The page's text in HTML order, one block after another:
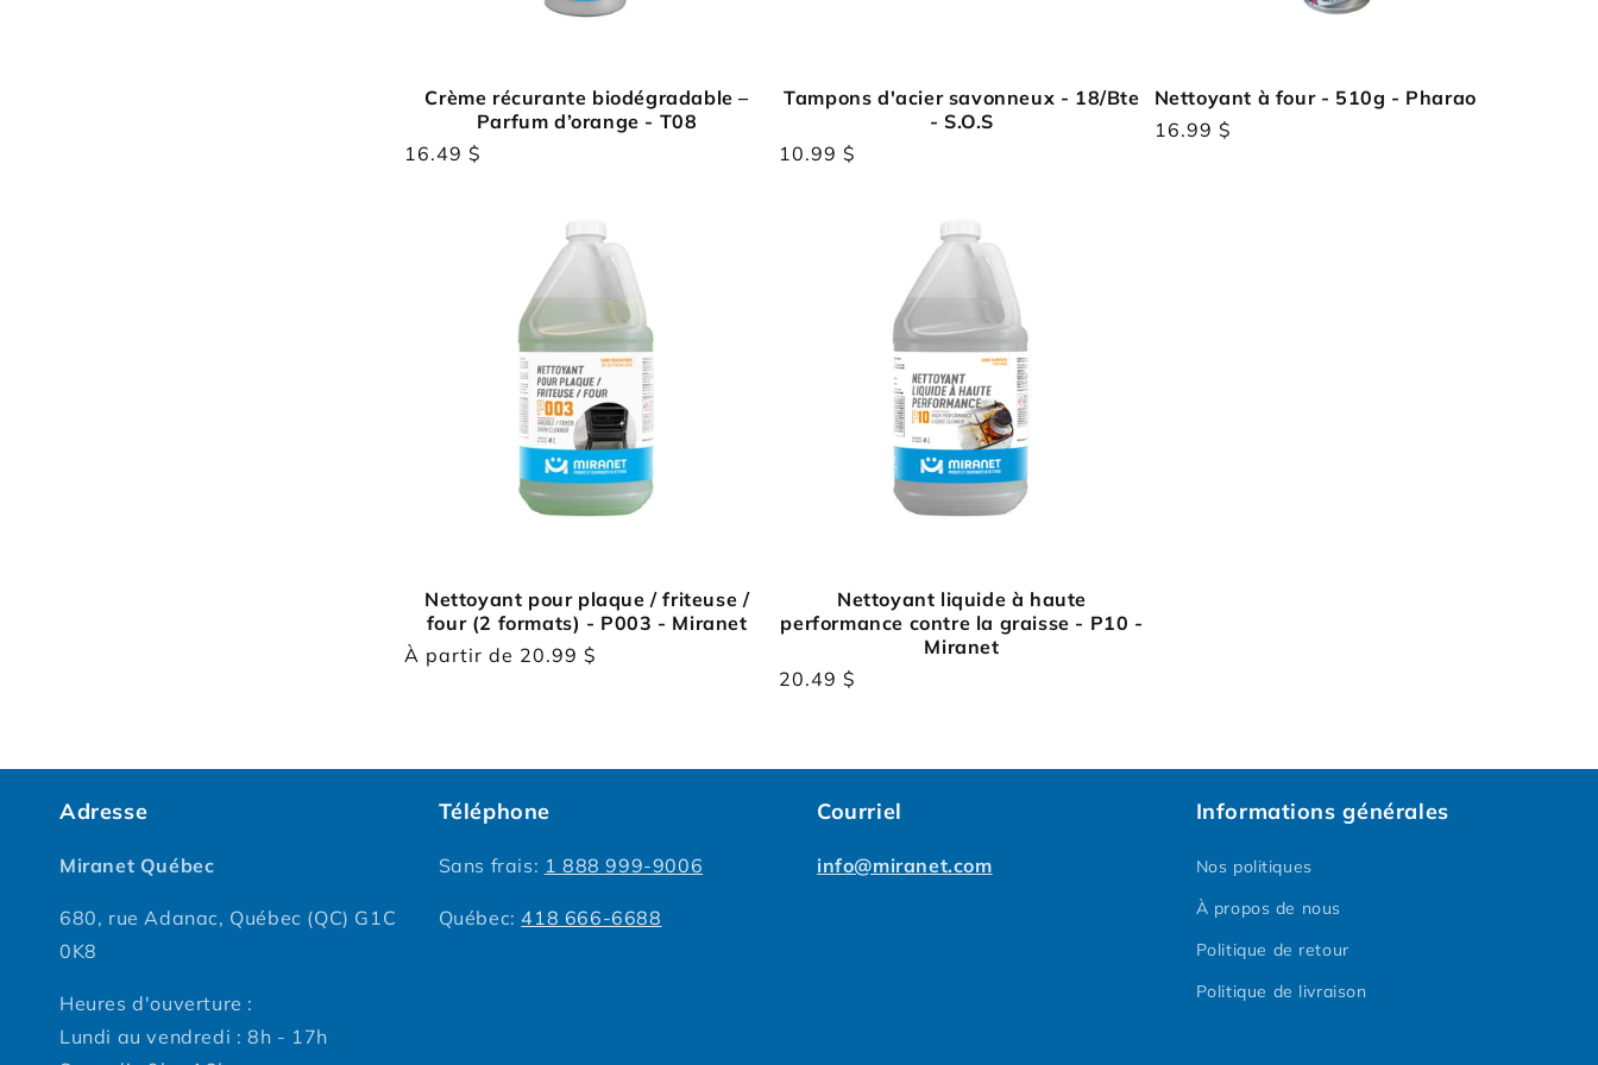
Crème récurante biodégradable –
Parfum d’orange - T08
Prix
16.49 $
Tampons d'acier savonneux - 18/Bte
- S.O.S
Prix
10.99 $
Nettoyant à four - 510g - Pharao
Prix
16.99 $
Nettoyant pour plaque / friteuse /
four (2 formats) - P003 - Miranet
Prix
À partir de 20.99 $
Nettoyant liquide à haute
performance contre la graisse - P10 -
Miranet
Prix
20.49 $
Adresse
Miranet Québec
680, rue Adanac, Québec (QC) G1C
0K8
Heures d'ouverture :
Lundi au vendredi : 8h - 17h
Téléphone
Sans frais: 1 888 999-9006
Québec: 418 666-6688
Courriel
info@miranet.com
Informations générales
Nos politiques
À propos de nous
Politique de retour
Politique de livraison